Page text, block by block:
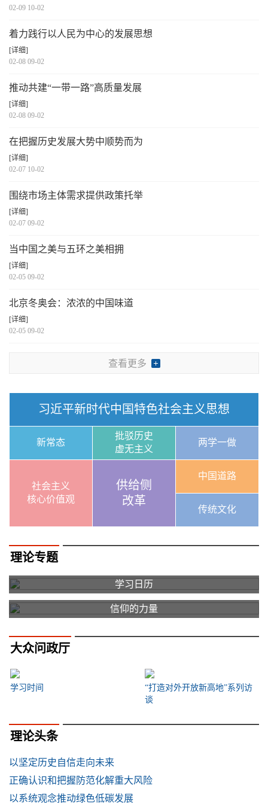
02-09 10-02
着力践行以人民为中心的发展思想
[详细]
02-08 09-02
推动共建“一带一路”高质量发展
[详细]
02-08 09-02
在把握历史发展大势中顺势而为
[详细]
02-07 10-02
围绕市场主体需求提供政策托举
[详细]
02-07 09-02
当中国之美与五环之美相拥
[详细]
02-05 09-02
北京冬奥会：浓浓的中国味道
[详细]
02-05 09-02
查看更多
习近平新时代中国特色社会主义思想
新常态
批驳历史
虚无主义
两学一做
社会主义
核心价值观
供给侧
改革
中国道路
传统文化
理论专题
学习日历
信仰的力量
大众问政厅
学习时间
“打造对外开放新高地”系列访
谈
理论头条
以坚定历史自信走向未来
正确认识和把握防范化解重大风险
以系统观念推动绿色低碳发展